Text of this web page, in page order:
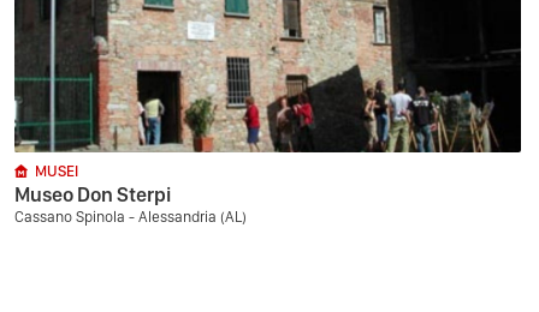
MUSEI
Museo Don Sterpi
Cassano Spinola - Alessandria (AL)